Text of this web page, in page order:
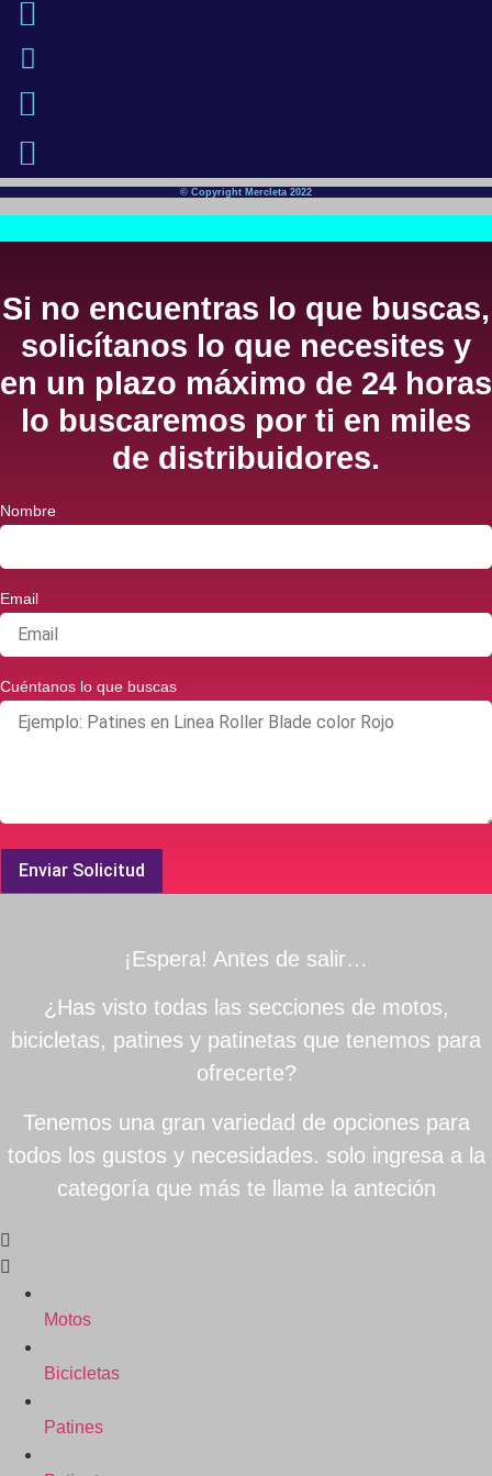
© Copyright Mercleta 2022
Si no encuentras lo que buscas,
solicítanos lo que necesites y
en un plazo máximo de 24 horas
lo buscaremos por ti en miles
de distribuidores.
Nombre
Email
Cuéntanos lo que buscas
Enviar Solicitud
¡Espera! Antes de salir…
¿Has visto todas las secciones de motos,
bicicletas, patines y patinetas que tenemos para
ofrecerte?
Tenemos una gran variedad de opciones para
todos los gustos y necesidades. solo ingresa a la
categoría que más te llame la anteción
Motos
Bicicletas
Patines